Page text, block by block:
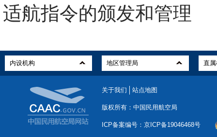
适航指令的颁发和管理
关于我们 站点地图
版权所有：中国民用航空局
ICP备案编号：京ICP备19046468号